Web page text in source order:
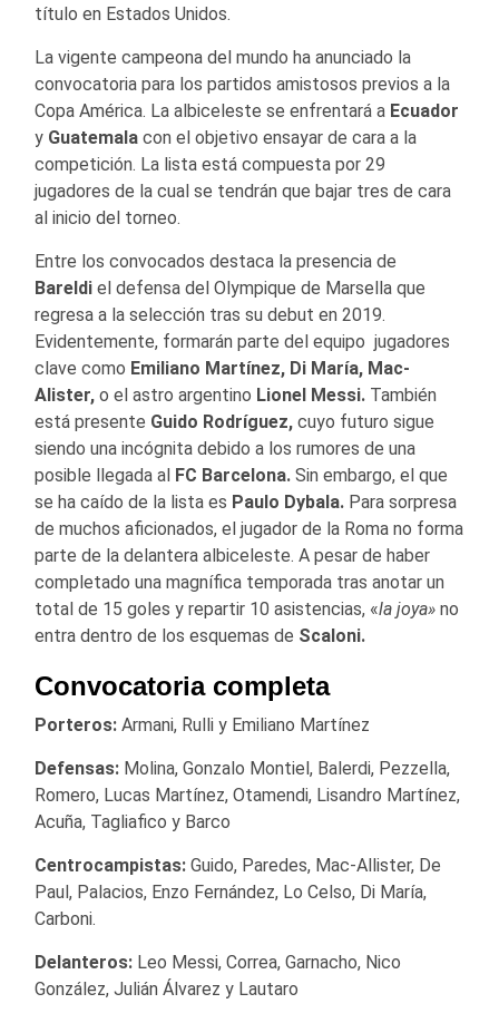
título en Estados Unidos.
La vigente campeona del mundo ha anunciado la
convocatoria para los partidos amistosos previos a la
Copa América. La albiceleste se enfrentará a Ecuador
y Guatemala con el objetivo ensayar de cara a la
competición. La lista está compuesta por 29
jugadores de la cual se tendrán que bajar tres de cara
al inicio del torneo.
Entre los convocados destaca la presencia de
Bareldi el defensa del Olympique de Marsella que
regresa a la selección tras su debut en 2019.
Evidentemente, formarán parte del equipo jugadores
clave como Emiliano Martínez, Di María, Mac-
Alister, o el astro argentino Lionel Messi. También
está presente Guido Rodríguez, cuyo futuro sigue
siendo una incógnita debido a los rumores de una
posible llegada al FC Barcelona. Sin embargo, el que
se ha caído de la lista es Paulo Dybala. Para sorpresa
de muchos aficionados, el jugador de la Roma no forma
parte de la delantera albiceleste. A pesar de haber
completado una magnífica temporada tras anotar un
total de 15 goles y repartir 10 asistencias, «la joya» no
entra dentro de los esquemas de Scaloni.
Convocatoria completa
Porteros: Armani, Rulli y Emiliano Martínez
Defensas: Molina, Gonzalo Montiel, Balerdi, Pezzella,
Romero, Lucas Martínez, Otamendi, Lisandro Martínez,
Acuña, Tagliafico y Barco
Centrocampistas: Guido, Paredes, Mac-Allister, De
Paul, Palacios, Enzo Fernández, Lo Celso, Di María,
Carboni.
Delanteros: Leo Messi, Correa, Garnacho, Nico
González, Julián Álvarez y Lautaro